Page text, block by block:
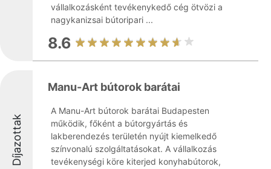
vállalkozásként tevékenykedő cég ötvözi a
nagykanizsai bútoripari ...
8.6
Díjazottak
Manu-Art bútorok barátai
A Manu-Art bútorok barátai Budapesten
működik, főként a bútorgyártás és
lakberendezés területén nyújt kiemelkedő
színvonalú szolgáltatásokat. A vállalkozás
tevékenységi köre kiterjed konyhabútorok,